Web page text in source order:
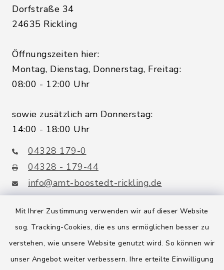
Mit Ihrer Zustimmung verwenden wir auf dieser Website
sog. Tracking-Cookies, die es uns ermöglichen besser zu
verstehen, wie unsere Website genutzt wird. So können wir
unser Angebot weiter verbessern. Ihre erteilte Einwilligung
Dorfstraße 34
24635 Rickling
Öffnungszeiten hier:
Montag, Dienstag, Donnerstag, Freitag:
08:00 - 12:00 Uhr
sowie zusätzlich am Donnerstag:
14:00 - 18:00 Uhr
04328 179-0
04328 - 179-44
info@amt-boostedt-rickling.de
Quicklinks
Amt Boostedt-Rickling